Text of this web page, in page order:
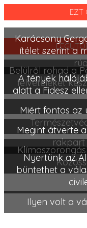
EZT
Karácsony
ítélet szerint a
Belülről rohad a
felvételeket
A tények
alatt a Fidesz
Miért fontos
Megint átverte
rakpart
Nyertünk az
büntethet a
Ilyen volt a